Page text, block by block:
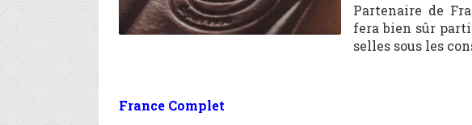
Partenaire de
fera bien sûr
selles sous les
France Complet